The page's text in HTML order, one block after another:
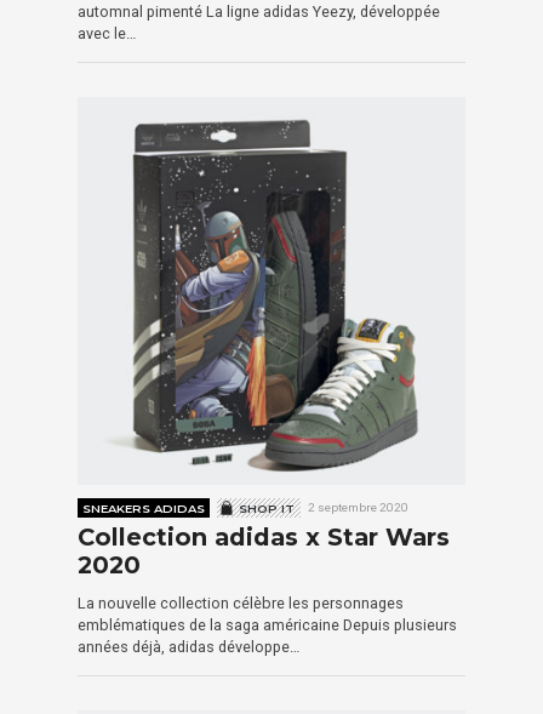
automnal pimenté La ligne adidas Yeezy, développée
avec le…
SNEAKERS ADIDAS SHOP IT 2 septembre 2020
Collection adidas x Star Wars
2020
La nouvelle collection célèbre les personnages
emblématiques de la saga américaine Depuis plusieurs
années déjà, adidas développe…